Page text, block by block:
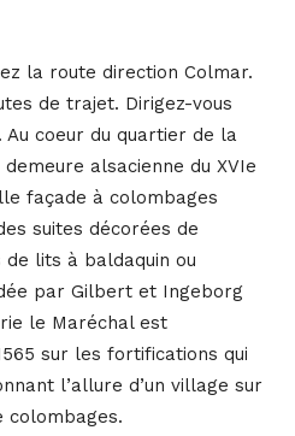
la route direction Colmar.
de trajet. Dirigez-vous
coeur du quartier de la
alsacienne du XVIe
façade à colombages
suites décorées de
lits à baldaquin ou
par Gilbert et Ingeborg
le Maréchal est
sur les fortifications qui
l’allure d’un village sur
colombages.